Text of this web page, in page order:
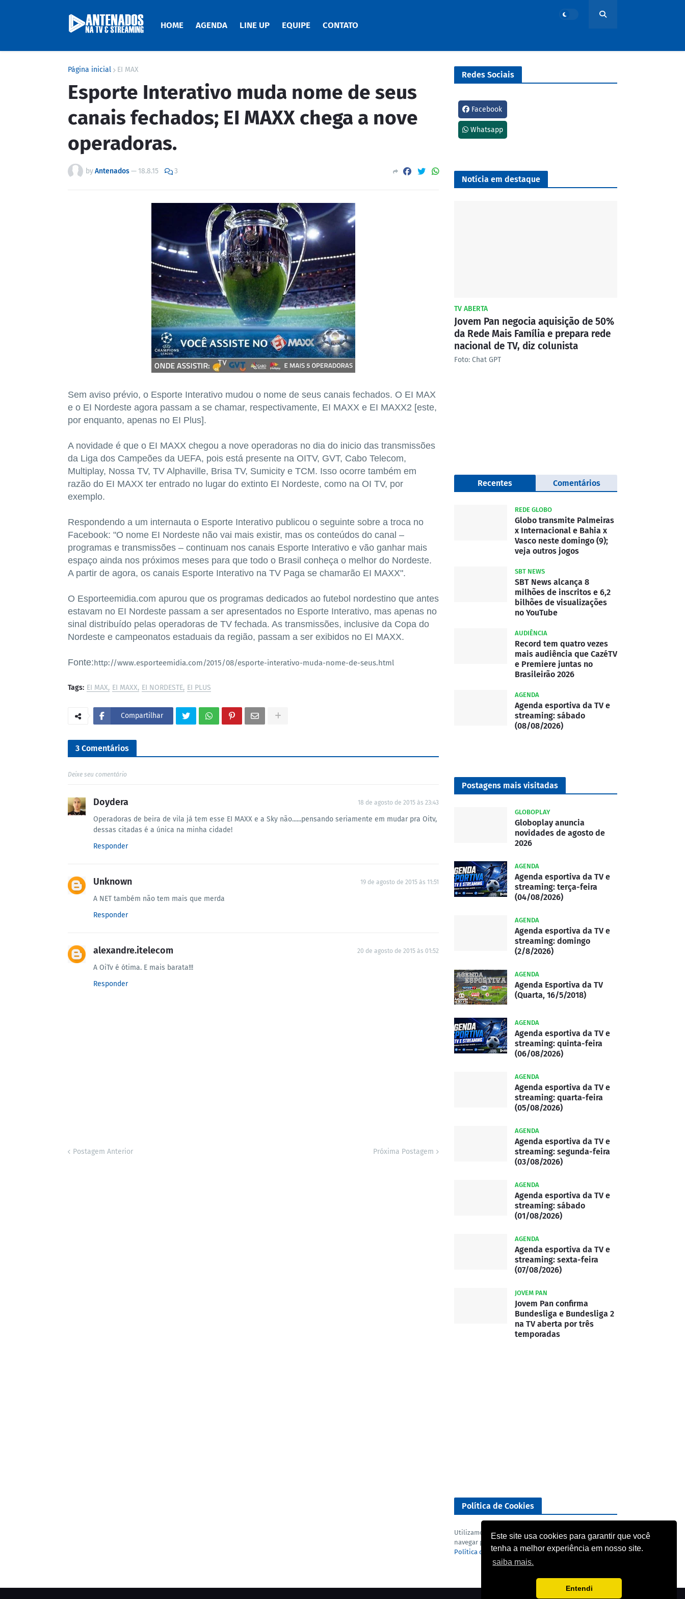
Este site usa cookies para garantir que você
tenha a melhor experiência em nosso site.
saiba mais.
Entendi
HOME AGENDA LINE UP EQUIPE CONTATO
Página inicial EI MAX
Esporte Interativo muda nome de seus
canais fechados; EI MAXX chega a nove
operadoras.
byAntenados— 18.8.15 3
Sem aviso prévio, o Esporte Interativo mudou o nome de seus canais fechados. O EI MAX
e o EI Nordeste agora passam a se chamar, respectivamente, EI MAXX e EI MAXX2 [este,
por enquanto, apenas no EI Plus].
A novidade é que o EI MAXX chegou a nove operadoras no dia do inicio das transmissões
da Liga dos Campeões da UEFA, pois está presente na OITV, GVT, Cabo Telecom,
Multiplay, Nossa TV, TV Alphaville, Brisa TV, Sumicity e TCM. Isso ocorre também em
razão do EI MAXX ter entrado no lugar do extinto EI Nordeste, como na OI TV, por
exemplo.
Respondendo a um internauta o Esporte Interativo publicou o seguinte sobre a troca no
Facebook: "O nome EI Nordeste não vai mais existir, mas os conteúdos do canal –
programas e transmissões – continuam nos canais Esporte Interativo e vão ganhar mais
espaço ainda nos próximos meses para que todo o Brasil conheça o melhor do Nordeste.
A partir de agora, os canais Esporte Interativo na TV Paga se chamarão EI MAXX".
O Esporteemidia.com apurou que os programas dedicados ao futebol nordestino que antes
estavam no EI Nordeste passam a ser apresentados no Esporte Interativo, mas apenas no
sinal distribuído pelas operadoras de TV fechada. As transmissões, inclusive da Copa do
Nordeste e campeonatos estaduais da região, passam a ser exibidos no EI MAXX.
Fonte:http://www.esporteemidia.com/2015/08/esporte-interativo-muda-nome-de-seus.html
Tags: EI MAX EI MAXX EI NORDESTE EI PLUS
Compartilhar
3 Comentários
Deixe seu comentário
Doydera 18 de agosto de 2015 às 23:43
Operadoras de beira de vila já tem esse EI MAXX e a Sky não......pensando seriamente em mudar pra Oitv,
dessas citadas é a única na minha cidade!
Responder
Unknown 19 de agosto de 2015 às 11:51
A NET também não tem mais que merda
Responder
alexandre.itelecom 20 de agosto de 2015 às 01:52
A OiTv é ótima. E mais barata!!!
Responder
Postagem Anterior Próxima Postagem
Redes Sociais
Facebook
Whatsapp
Notícia em destaque
TV ABERTA
Jovem Pan negocia aquisição de 50%
da Rede Mais Família e prepara rede
nacional de TV, diz colunista
Foto: Chat GPT
Recentes Comentários
REDE GLOBO
Globo transmite Palmeiras
x Internacional e Bahia x
Vasco neste domingo (9);
veja outros jogos
SBT NEWS
SBT News alcança 8
milhões de inscritos e 6,2
bilhões de visualizações
no YouTube
AUDIÊNCIA
Record tem quatro vezes
mais audiência que CazéTV
e Premiere juntas no
Brasileirão 2026
AGENDA
Agenda esportiva da TV e
streaming: sábado
(08/08/2026)
Postagens mais visitadas
GLOBOPLAY
Globoplay anuncia
novidades de agosto de
2026
AGENDA
Agenda esportiva da TV e
streaming: terça-feira
(04/08/2026)
AGENDA
Agenda esportiva da TV e
streaming: domingo
(2/8/2026)
AGENDA
Agenda Esportiva da TV
(Quarta, 16/5/2018)
AGENDA
Agenda esportiva da TV e
streaming: quinta-feira
(06/08/2026)
AGENDA
Agenda esportiva da TV e
streaming: quarta-feira
(05/08/2026)
AGENDA
Agenda esportiva da TV e
streaming: segunda-feira
(03/08/2026)
AGENDA
Agenda esportiva da TV e
streaming: sábado
(01/08/2026)
AGENDA
Agenda esportiva da TV e
streaming: sexta-feira
(07/08/2026)
JOVEM PAN
Jovem Pan confirma
Bundesliga e Bundesliga 2
na TV aberta por três
temporadas
Política de Cookies
Utilizamos cookies para analisar o nosso tráfego. Ao
navegar pelo blog você concorda com a nossa
Política de privacidadeeTermo de uso.